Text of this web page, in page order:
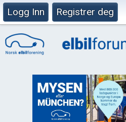
Logg Inn Registrer deg